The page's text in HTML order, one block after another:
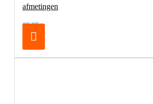
afmetingen
€6,95